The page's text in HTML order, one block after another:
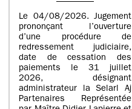
Le 04/08/2026. Jugement
prononçant l’ouverture
d’une procédure de
redressement judiciaire,
date de cessation des
paiements le 31 juillet
2026, désignant
administrateur la Selarl Aj
Partenaires Représentée